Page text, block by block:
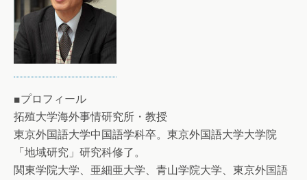
■プロフィール
拓殖大学海外事情研究所・教授
東京外国語大学中国語学科卒。東京外国語大学大学院
「地域研究」研究科修了。
関東学院大学、亜細亜大学、青山学院大学、東京外国語